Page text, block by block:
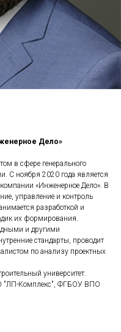
Дело»
в сфере генерального
С ноября 2020 года является
«Инженерное Дело». В
управление и контроль
разработкой и
их формирования.
и другими
стандарты, проводит
по анализу проектных
университет.
"ЛП-Комплекс", ФГБОУ ВПО